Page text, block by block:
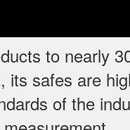
to nearly
, its safes are
of the